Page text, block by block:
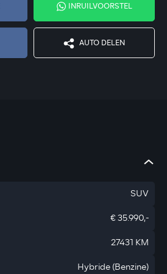
INRUILVOORSTEL
AUTO DELEN
SUV
€ 35.990,-
27431 KM
Hybride (Benzine)